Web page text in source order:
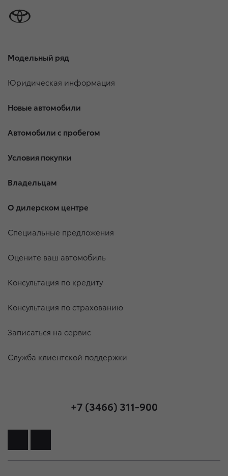
Модельный ряд
Юридическая информация
Новые автомобили
Автомобили с пробегом
Условия покупки
Владельцам
О дилерском центре
Специальные предложения
Оцените ваш автомобиль
Консультация по кредиту
Консультация по страхованию
Записаться на сервис
Служба клиентской поддержки
+7 (3466) 311-900